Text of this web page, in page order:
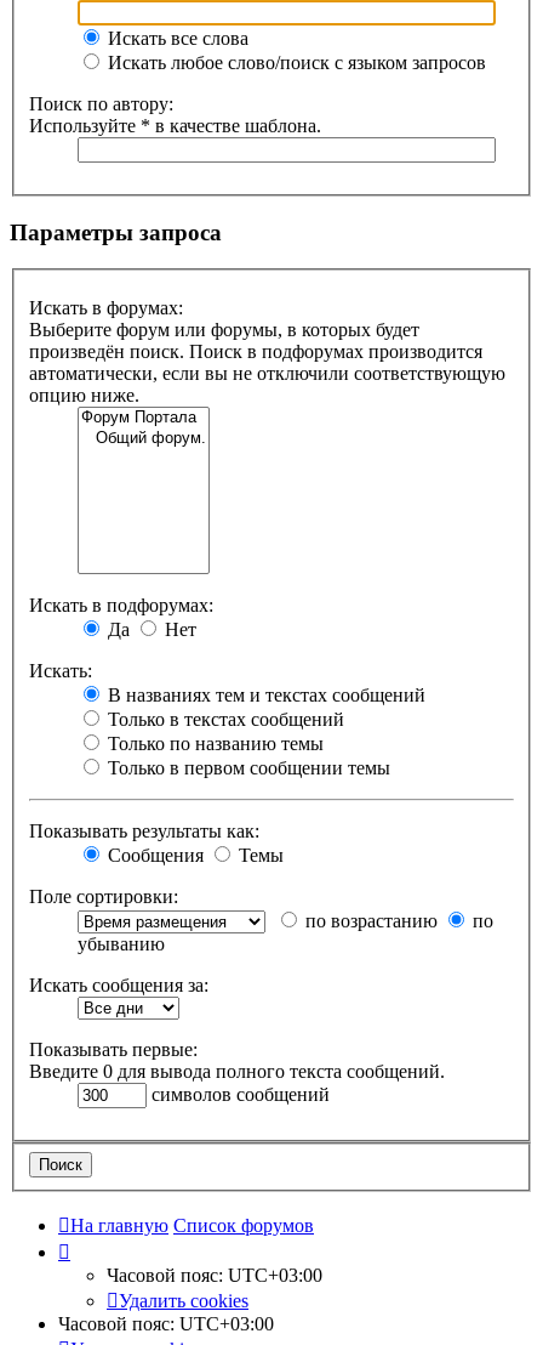
Искать все слова
Искать любое слово/поиск с языком запросов
Поиск по автору:
Используйте * в качестве шаблона.
Параметры запроса
Искать в форумах:
Выберите форум или форумы, в которых будет
произведён поиск. Поиск в подфорумах производится
автоматически, если вы не отключили соответствующую
опцию ниже.
Искать в подфорумах:
Да
Нет
Искать:
В названиях тем и текстах сообщений
Только в текстах сообщений
Только по названию темы
Только в первом сообщении темы
Показывать результаты как:
Сообщения
Темы
Поле сортировки:
по возрастанию
по
убыванию
Искать сообщения за:
Показывать первые:
Введите 0 для вывода полного текста сообщений.
символов сообщений
На главную Список форумов
Часовой пояс: UTC+03:00
Удалить cookies
Часовой пояс: UTC+03:00